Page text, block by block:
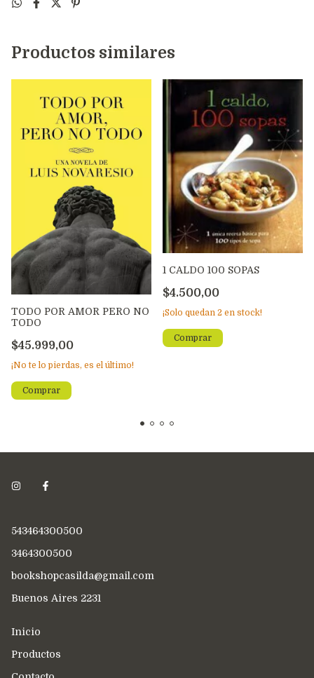
Productos similares
TODO POR AMOR PERO NO
TODO
$45.999,00
¡No te lo pierdas, es el último!
1 CALDO 100 SOPAS
$4.500,00
¡Solo quedan 2 en stock!
543464300500
3464300500
bookshopcasilda@gmail.com
Buenos Aires 2231
Inicio
Productos